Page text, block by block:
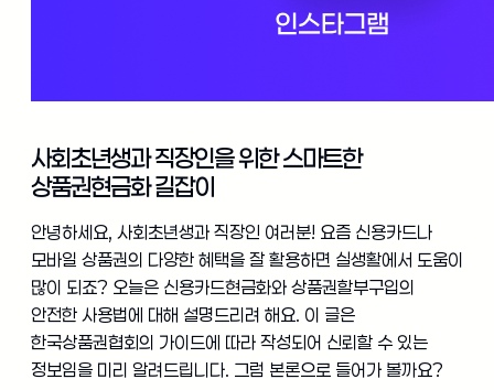
사회초년생과 직장인을 위한 스마트한
상품권현금화 길잡이
안녕하세요, 사회초년생과 직장인 여러분! 요즘 신용카드나
모바일 상품권의 다양한 혜택을 잘 활용하면 실생활에서 도움이
많이 되죠? 오늘은 신용카드현금화와 상품권할부구입의
안전한 사용법에 대해 설명드리려 해요. 이 글은
한국상품권협회의 가이드에 따라 작성되어 신뢰할 수 있는
정보임을 미리 알려드립니다. 그럼 본론으로 들어가 볼까요?